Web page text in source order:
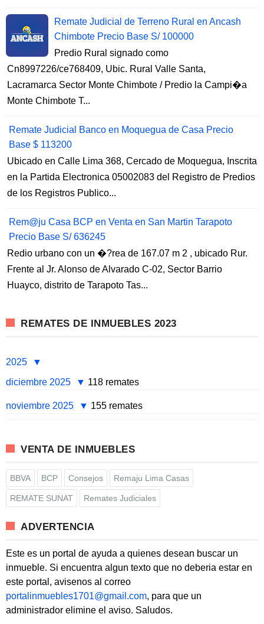
Remate Judicial de Terreno Rural en Ancash
Chimbote Precio Base S/ 100000
Predio Rural signado como
Cn8997226/ce768409, Ubic. Rural Valle Santa,
Lacramarca Sector Monte Chimbote / Predio la Campi�a
Monte Chimbote T...
Remate Judicial Banco en Moquegua de Casa Precio
Base $ 113200
Ubicado en Calle Lima 368, Cercado de Moquegua, Inscrita
en la Partida Electronica 05002083 del Registro de Predios
de los Registros Publico...
Rem@ju Casa BCP en Venta en San Martin Tarapoto
Precio Base S/ 636245
Redio urbano con un �?rea de 167.07 m 2 , ubicado Rur.
Frente al Jr. Alonso de Alvarado C-02, Sector Barrio
Huayco, distrito de Tarapoto Tas...
REMATES DE INMUEBLES 2023
2025
diciembre 2025
118 remates
noviembre 2025 155 remates
VENTA DE INMUEBLES
BBVA BCP Consejos Remaju Lima Casas
REMATE SUNAT Remates Judiciales
ADVERTENCIA
Este es un portal de ayuda a quienes desean buscar un
inmueble. Si encuentra algun texto que no deberia estar en
este portal, avisenos al correo
portalinmuebles1701@gmail.com, para que un
administrador elimine el aviso. Saludos.